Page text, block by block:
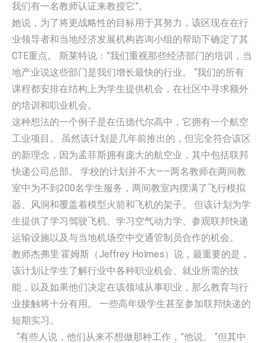
我们有一名教师认证来教授它”。
她说，为了将更战略性的目标用于其努力，该区现在在行
业领导者和当地经济发展机构咨询小组的帮助下确定了其
CTE重点。 斯莱特说：”我们重视那些经济部门的培训，当
地产业说这些部门是我们增长最快的行业。 “我们的所有
课程都安排在结构上为学生提供机会，在社区中寻求额外
的培训和职业机会。
这种想法的一个例子是在伍德代尔高中，它拥有一个航空
工业项目。 虽然该计划是几年前推出的，但完全符合该区
的新理念，因为孟菲斯拥有庞大的航空业，其中包括联邦
快递公司总部。 学校的计划并不大——两名教师在两间教
室中为不到200名学生服务，两间教室内摆满了飞行模拟
器、风洞和覆盖着模型火箭和飞机的架子。 但该计划为学
生提供了学习驾驶飞机、学习空气动力学、参观联邦快递
运输设施以及与当地机场空中交通管制员合作的机会。
教师杰弗里·霍姆斯（Jeffrey Holmes）说，最重要的是，
该计划让学生了解行业中各种职业机会、就业所需的技
能，以及如果他们决定在该领域从事职业，那么教育与行
业接触将十分有用。 一些高年级学生甚至参加联邦快递的
短期实习。
“有些人说，他们从来不想做那种工作，”他说。 “但其中